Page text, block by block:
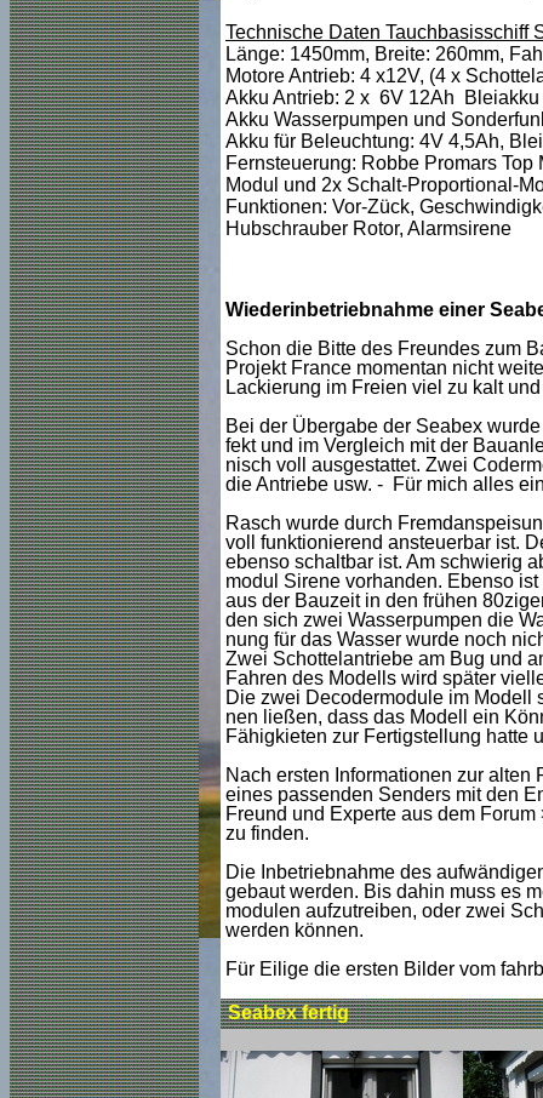
Technische Daten Tauchbasisschiff
Länge: 1450mm, Breite: 260mm,
Motore Antrieb: 4 x12V, (4 x
Akku Antrieb: 2 x 6V 12Ah
Akku Wasserpumpen und
Akku für Beleuchtung: 4V 4,5Ah,
Fernsteuerung: Robbe Promars
Modul und 2x Schalt-Proportional-
Funktionen: Vor-Zück,
Hubschrauber Rotor, Alarmsirene
Wiederinbetriebnahme einer
Schon die Bitte des Freundes zum
Projekt France momentan nicht
Lackierung im Freien viel zu kalt
Bei der Übergabe der Seabex
fekt und im Vergleich mit der
nisch voll ausgestattet. Zwei
die Antriebe usw. - Für mich alles
Rasch wurde durch
voll funktionierend ansteuerbar ist.
ebenso schaltbar ist. Am schwierig
modul Sirene vorhanden. Ebenso
aus der Bauzeit in den frühen
den sich zwei Wasserpumpen die
nung für das Wasser wurde noch
Zwei Schottelantriebe am Bug und
Fahren des Modells wird später
Die zwei Decodermodule im Modell
nen ließen, dass das Modell ein
Fähigkieten zur Fertigstellung hatte
Nach ersten Informationen zur
eines passenden Senders mit den
Freund und Experte aus dem
zu finden.
Die Inbetriebnahme des
gebaut werden. Bis dahin muss es
modulen aufzutreiben, oder zwei
werden können.
Für Eilige die ersten Bilder vom
Seabex fertig